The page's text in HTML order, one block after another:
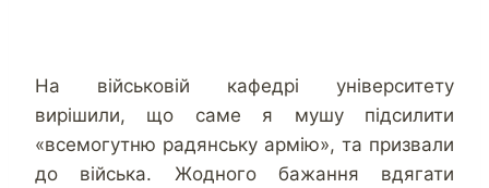
На військовій кафедрі університету
вирішили, що саме я мушу підсилити
«всемогутню радянську армію», та призвали
до війська. Жодного бажання вдягати